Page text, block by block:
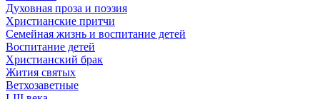
Духовная проза и поэзия
Христианские притчи
Семейная жизнь и воспитание детей
Воспитание детей
Христианский брак
Жития святых
Ветхозаветные